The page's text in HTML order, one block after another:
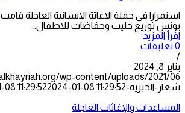
يونس توزيع حليب وحفاضات للاطفال…
اقرأ المزيد
0 تعليقات
/
يناير 8, 2024
شعار-الخيرية-300x128.png
11:29:522024-01-08 11:29:52
المساعدات والإغاثات العاجلة